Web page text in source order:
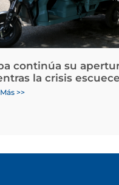
continúa su
la crisis
>>